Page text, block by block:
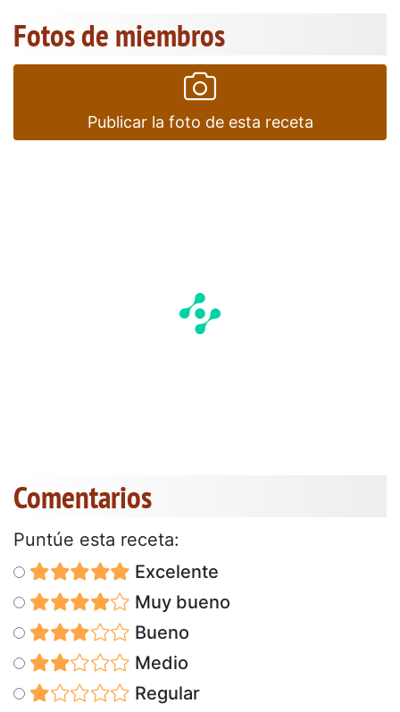
Fotos de miembros
Publicar la foto de esta receta
Comentarios
Puntúe esta receta:
Excelente
Muy bueno
Bueno
Medio
Regular